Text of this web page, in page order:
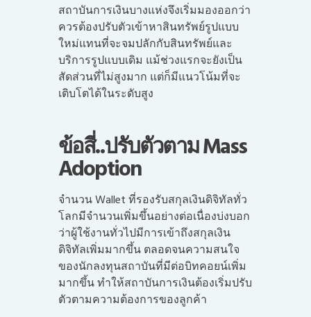
สถาบันการเงินบางแห่งจึงเริ่มมองออกว่า
ควรต้องปรับตัวเข้าหาสินทรัพย์รูปแบบ
ใหม่แทนที่จะจมปลักกับสินทรัพย์และ
บริการรูปแบบเดิม แม้ช่วงแรกจะยังเป็น
สัดส่วนที่ไม่สูงมาก แต่ก็มีแนวโน้มที่จะ
เติบโตได้ในระดับสูง
ข้อสี่..ปรับตัวตาม Mass
Adoption
จำนวน Wallet ที่รองรับสกุลเงินดิจิทัลทั่ว
โลกมีจำนวนเพิ่มขึ้นอย่างต่อเนื่องบ่งบอก
ว่าผู้ใช้งานทั่วไปมีการเข้าถึงสกุลเงิน
ดิจิทัลเพิ่มมากขึ้น ตลอดจนความสนใจ
ของนักลงทุนสถาบันที่มีต่อบิทคอยน์เพิ่ม
มากขึ้น ทำให้สถาบันการเงินต้องเริ่มปรับ
ตัวตามความต้องการของลูกค้า